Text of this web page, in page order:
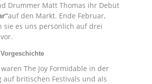
Drummer Matt Thomas ihr Debüt
auf den Markt. Ende Februar,
sie es uns persönlich auf drei
The Joy Formidable in der
auf britischen Festivals und als